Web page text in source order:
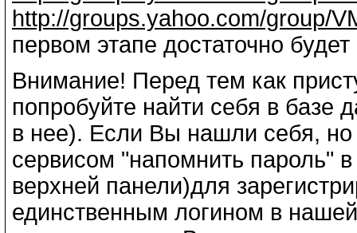
http://groups.yahoo.com/group/
первом этапе достаточно
Внимание! Перед тем как
попробуйте найти себя в
в нее). Если Вы нашли себя, но
сервисом "напомнить пароль"
верхней панели)для
единственным логином в